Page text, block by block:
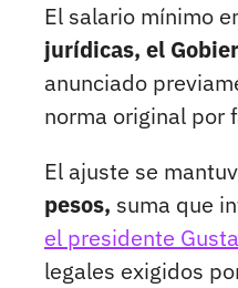
El salario mínimo
jurídicas, el
anunciado
norma original por
El ajuste se
pesos, suma que
el presidente
legales exigidos